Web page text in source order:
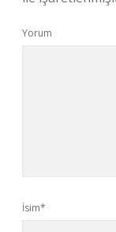
Yorum
İsim*